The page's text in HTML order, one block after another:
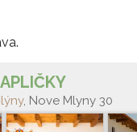
, Nove Mlyny 30